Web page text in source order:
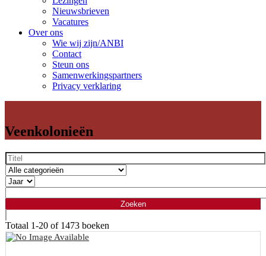
Nieuwsbrieven
Vacatures
Over ons
Wie wij zijn/ANBI
Contact
Steun ons
Samenwerkingspartners
Privacy verklaring
Veenkolonieën
Totaal 1-20 of 1473 boeken